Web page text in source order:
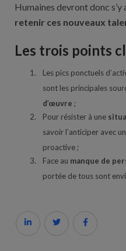
Humaines devront donc
retenir ces nouveaux
Les trois points
Les pics ponctuels
sont les principales
d’œuvre ;
Pour résister à une
savoir l’anticiper avec
proactive ;
Face au manque de
portée de tous sont
  